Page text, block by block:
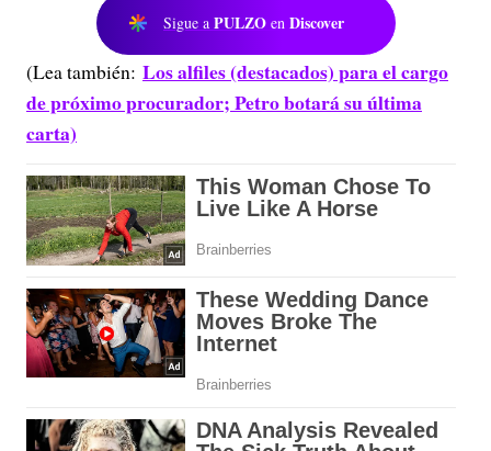
Sigue a PULZO en Discover
(Lea también: Los alfiles (destacados) para el cargo
de próximo procurador; Petro botará su última
carta)